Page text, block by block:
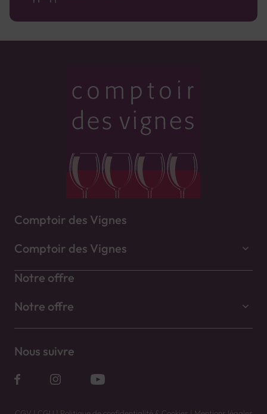
Comptoir des Vignes
Comptoir des Vignes
Notre offre
Notre offre
Nous suivre